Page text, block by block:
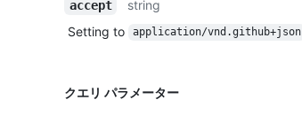
accept
string
Setting to
application/vnd.github+json
クエリ パラメーター